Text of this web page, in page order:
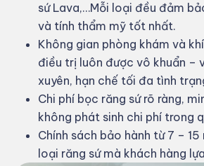
sứ Lava,…Mỗi loại đều đảm
và tính thẩm mỹ tốt nhất.
Không gian phòng khám và
điều trị luôn được vô khuẩn –
xuyên, hạn chế tối đa tình
Chi phí bọc răng sứ rõ ràng,
không phát sinh chi phí trong
Chính sách bảo hành từ 7 –
loại răng sứ mà khách hàng